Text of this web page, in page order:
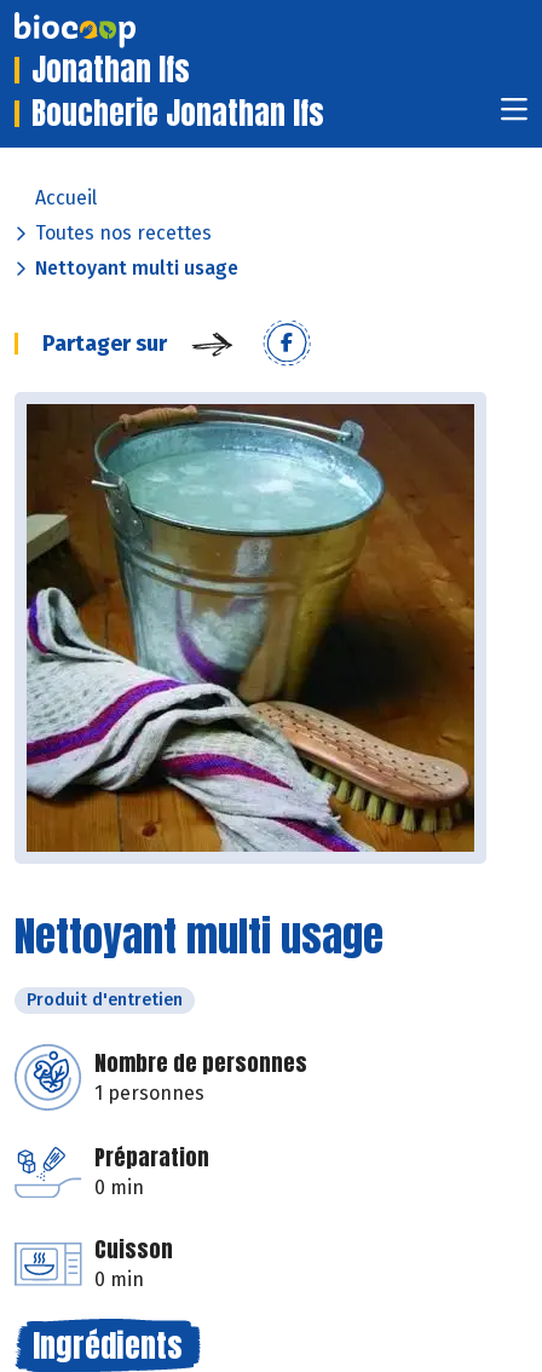
Jonathan Ifs
Boucherie Jonathan Ifs
Accueil
Toutes nos recettes
Nettoyant multi usage
Partager sur
Nettoyant multi usage
Produit d'entretien
Nombre de personnes
1 personnes
Préparation
0 min
Cuisson
0 min
Ingrédients